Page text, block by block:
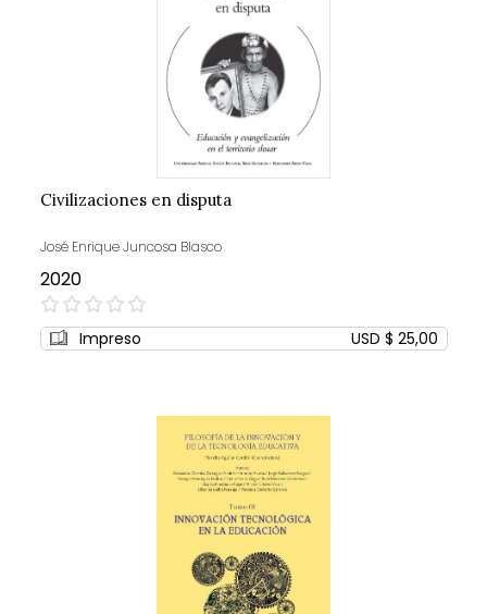
Civilizaciones en disputa
José Enrique Juncosa Blasco
2020
0%
Impreso USD $ 25,00